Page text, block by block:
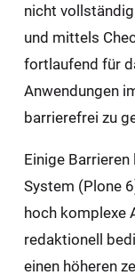
nicht
und mittels
fortlaufend für
Anwendungen
barrierefrei zu
Einige
System (Plone
hoch komplexe
redaktionell
einen höheren